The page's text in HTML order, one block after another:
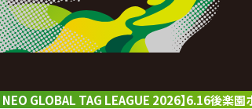
GLOBAL TAG LEAGUE 2026】6.16後楽園